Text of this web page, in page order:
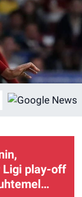
Ligi play-off